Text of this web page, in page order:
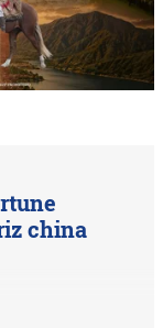
china